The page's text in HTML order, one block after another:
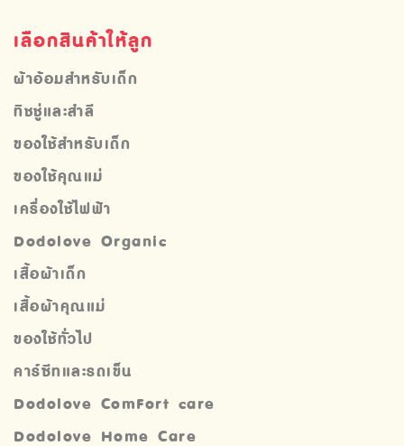
เลือกสินค้าให้ลูก
ผ้าอ้อมสำหรับเด็ก
ทิชชู่และสำลี
ของใช้สำหรับเด็ก
ของใช้คุณแม่
เครื่องใช้ไฟฟ้า
Dodolove Organic
เสื้อผ้าเด็ก
เสื้อผ้าคุณแม่
ของใช้ทั่วไป
คาร์ซีทและรถเข็น
Dodolove ComFort care
Dodolove Home Care